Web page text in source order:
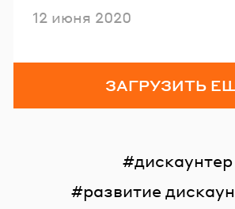
Опубликовано
12 июня 2020
ЗАГРУЗИТЬ
дискаунтер
развитие